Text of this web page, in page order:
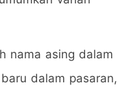
nama asing dalam
dalam pasaran,